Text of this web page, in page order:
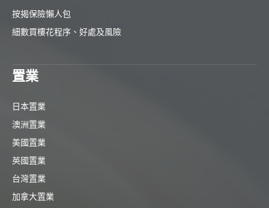
按揭保險懶人包
細數買樓花程序、好處及風險
置業
日本置業
澳洲置業
美國置業
英國置業
台灣置業
加拿大置業